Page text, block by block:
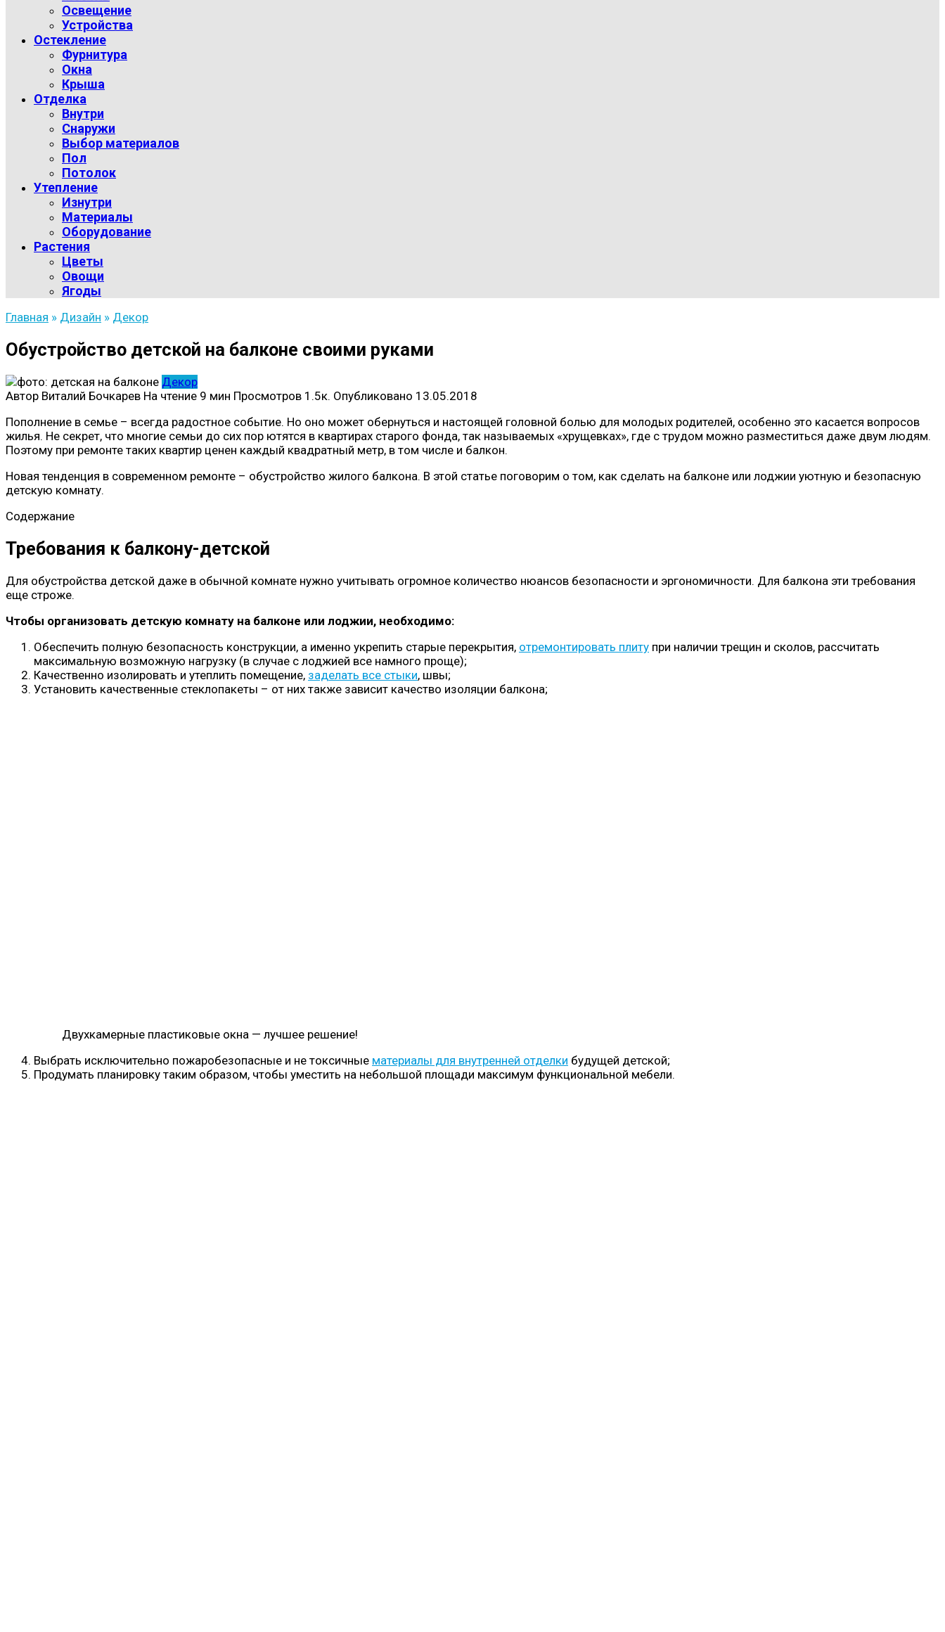
Освещение
Устройства
Остекление
Фурнитура
Окна
Крыша
Отделка
Внутри
Снаружи
Выбор материалов
Пол
Потолок
Утепление
Изнутри
Материалы
Оборудование
Растения
Цветы
Овощи
Ягоды
Главная » Дизайн » Декор
Обустройство детской на балконе своими руками
Декор
Автор Виталий Бочкарев На чтение 9 мин Просмотров 1.5к. Опубликовано 13.05.2018
Пополнение в семье – всегда радостное событие. Но оно может обернуться и настоящей головной болью для молодых родителей, особенно это касается вопросов
жилья. Не секрет, что многие семьи до сих пор ютятся в квартирах старого фонда, так называемых «хрущевках», где с трудом можно разместиться даже двум людям.
Поэтому при ремонте таких квартир ценен каждый квадратный метр, в том числе и балкон.
Новая тенденция в современном ремонте – обустройство жилого балкона. В этой статье поговорим о том, как сделать на балконе или лоджии уютную и безопасную
детскую комнату.
Содержание
Требования к балкону-детской
Для обустройства детской даже в обычной комнате нужно учитывать огромное количество нюансов безопасности и эргономичности. Для балкона эти требования
еще строже.
Чтобы организовать детскую комнату на балконе или лоджии, необходимо:
Обеспечить полную безопасность конструкции, а именно укрепить старые перекрытия, отремонтировать плиту при наличии трещин и сколов, рассчитать
максимальную возможную нагрузку (в случае с лоджией все намного проще);
Качественно изолировать и утеплить помещение, заделать все стыки, швы;
Установить качественные стеклопакеты – от них также зависит качество изоляции балкона;
Двухкамерные пластиковые окна — лучшее решение!
Выбрать исключительно пожаробезопасные и не токсичные материалы для внутренней отделки будущей детской;
Продумать планировку таким образом, чтобы уместить на небольшой площади максимум функциональной мебели.